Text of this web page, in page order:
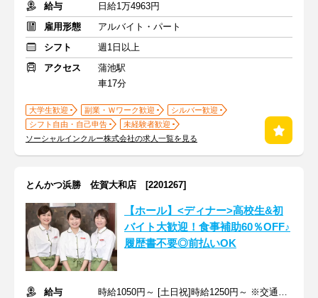
給与
日給1万4963円
雇用形態
アルバイト・パート
シフト
週1日以上
アクセス
蒲池駅
車17分
大学生歓迎 副業・Ｗワーク歓迎
シルバー歓迎
シフト自由・自己申告
未経験者歓迎
ソーシャルインクルー株式会社の求人一覧を見る
とんかつ浜勝 佐賀大和店 [2201267]
【ホール】<ディナー>高校生&初
バイト大歓迎！食事補助60％OFF♪
履歴書不要◎前払いOK
給与
時給1050円～ [土日祝]時給1250円～ ※交通費全額支給